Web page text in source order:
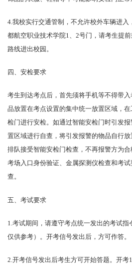
4.我校实行交通管制，不允许校外车辆进
都航空职业技术学院1、2号门，请考生提
路线进出校园。
四、安检要求
考生到达考点后，首先须将手机等不得带
品放置在考点设置的集中统一放置区域，
检门进行安检。如通过智能安检门时引发
置区域进行自查，将引发报警的物品自行
排队接受智能安检门检查，不再报警方为
考场入口身份验证、金属探测仪检查和考
查。
五、考试要求
1.考试期间，请遵守考点统一发出的考试
仅供参考）。开考信号发出后，方可作答。
2.开考信号发出后考生方可开始答题。开考